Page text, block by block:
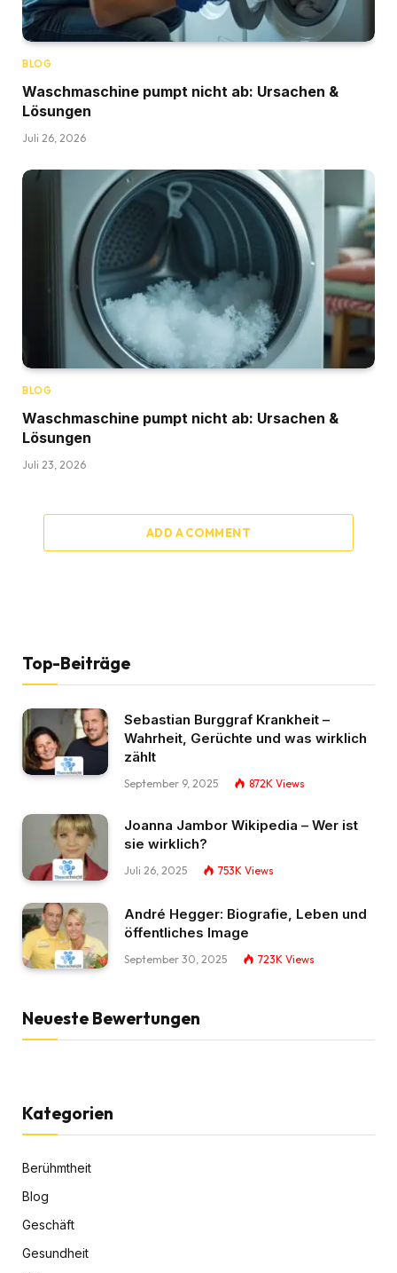
BLOG
Waschmaschine pumpt nicht ab: Ursachen &
Lösungen
Juli 26, 2026
BLOG
Waschmaschine pumpt nicht ab: Ursachen &
Lösungen
Juli 23, 2026
ADD A COMMENT
Top-Beiträge
Sebastian Burggraf Krankheit –
Wahrheit, Gerüchte und was wirklich
zählt
September 9, 2025 872K Views
Joanna Jambor Wikipedia – Wer ist
sie wirklich?
Juli 26, 2025 753K Views
André Hegger: Biografie, Leben und
öffentliches Image
September 30, 2025 723K Views
Neueste Bewertungen
Kategorien
Berühmtheit
Blog
Geschäft
Gesundheit